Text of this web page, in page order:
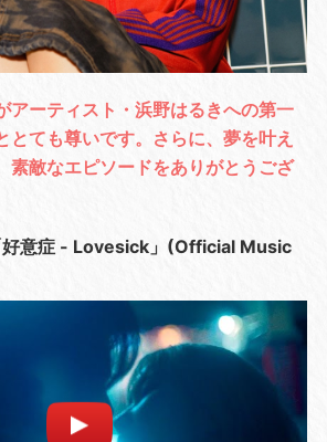
アーティスト・浜野はるきへの第一
とても尊いです。さらに、夢を叶え
素敵なエピソードをありがとうござ
意症 - Lovesick」(Official Music